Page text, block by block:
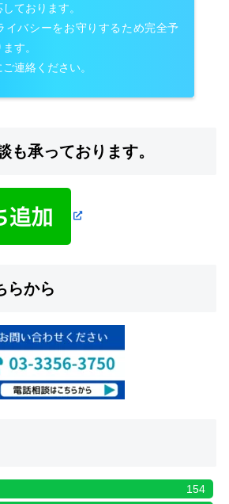
ております。
イバシーをお守りするため完全予
す。
連絡ください。
も承っております。
らから
154